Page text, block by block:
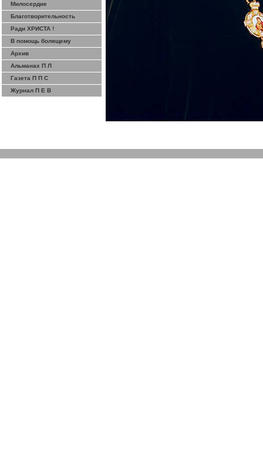
Милосердие
Благотворительность
Ради ХРИСТА !
В помощь болящему
Архив
Альманах П Л
Газета П П С
Журнал П Е В